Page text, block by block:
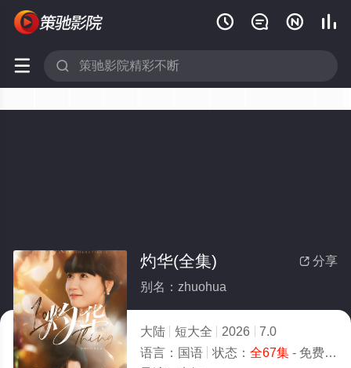
   
 
 分享
灼华(全集)
别名：zhuohua
大陆 短大全 2026
7.0
语言： 国语 状态： 全67集- 免费在线观看